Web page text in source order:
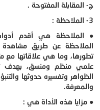
ج- المقابلة المفتوحة .
3- الملاحظة :
● الملاحظة هي أقدم
الملاحظة عن طريق مشاهدة
تطورها، وما هي علاقاتها مع
علمي منظم ومنسق، بهدف
الظواهر وتفسيره حدوثها
والمعرفة.
● مزايا هذه الأداة هي :